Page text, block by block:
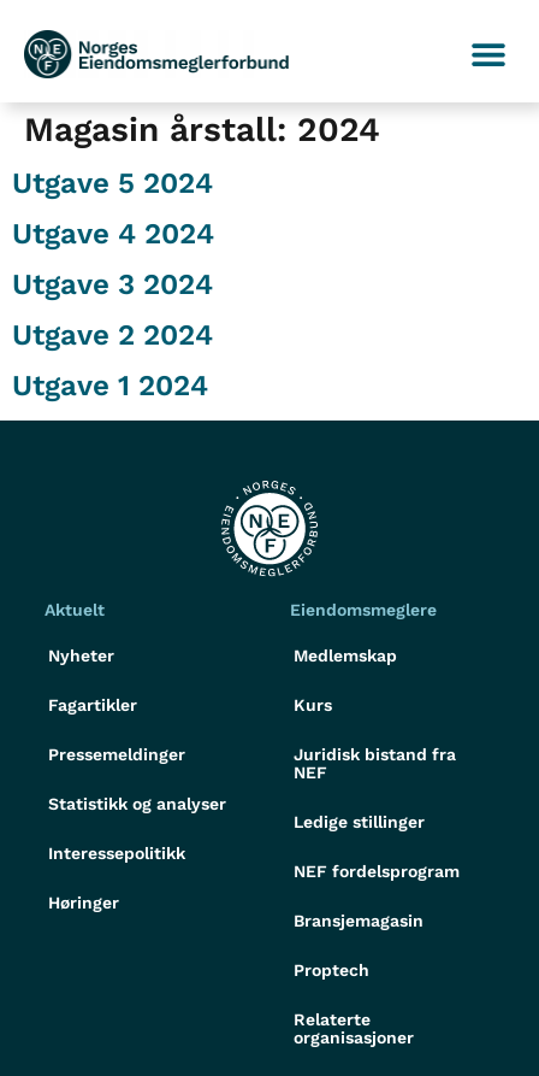
Magasin årstall: 2024
Utgave 5 2024
Utgave 4 2024
Utgave 3 2024
Utgave 2 2024
Utgave 1 2024
Aktuelt
Nyheter
Fagartikler
Pressemeldinger
Statistikk og analyser
Interessepolitikk
Høringer
Eiendomsmeglere
Medlemskap
Kurs
Juridisk bistand fra
NEF
Ledige stillinger
NEF fordelsprogram
Bransjemagasin
Proptech
Relaterte
organisasjoner